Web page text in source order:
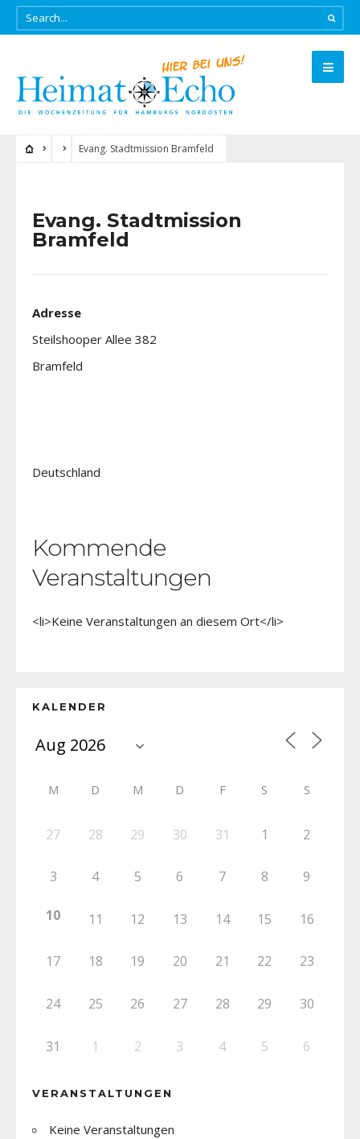
Evang. Stadtmission Bramfeld
Evang. Stadtmission
Bramfeld
Adresse
Steilshooper Allee 382
Bramfeld
Deutschland
Kommende
Veranstaltungen
<li>Keine Veranstaltungen an diesem Ort</li>
KALENDER
M D M D F S S
27 28 29 30 31 1 2
3 4 5 6 7 8 9
10 11 12 13 14 15 16
17 18 19 20 21 22 23
24 25 26 27 28 29 30
31 1 2 3 4 5 6
VERANSTALTUNGEN
Keine Veranstaltungen